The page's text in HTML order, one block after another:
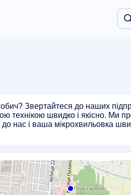
Звертайтеся до наших
технікою швидко і якісно. Ми
до нас і ваша мікрохвильовка